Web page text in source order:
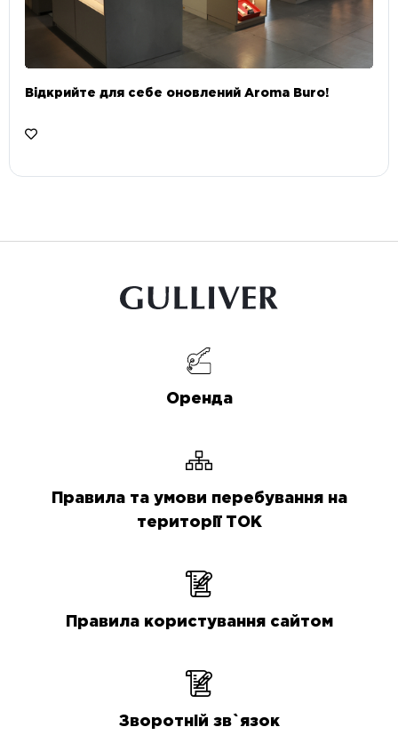
Відкрийте для себе оновлений Aroma Buro! ⠀
Оренда
Правила та умови перебування на
території ТОК
Правила користування сайтом
Зворотній зв`язок